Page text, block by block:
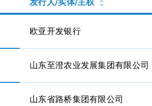
欧亚开发银行
山东至澄农业发展集团有限公司
山东省路桥集团有限公司